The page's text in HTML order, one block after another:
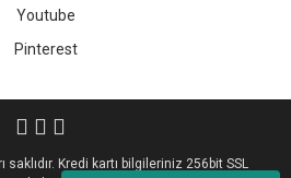
Youtube
Pinterest
Kredi kartı bilgileriniz 256bit SSL